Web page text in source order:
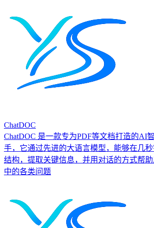
ChatDOC
ChatDOC 是一款专为PDF等文档打造的AI
手，它通过先进的大语言模型，能够在几
结构，提取关键信息，并用对话的方式帮
中的各类问题